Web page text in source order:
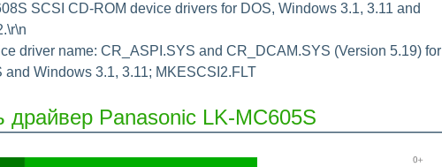
SCSI CD-ROM device drivers for DOS, Windows 3.1, 3.11 and
driver name: CR_ASPI.SYS and CR_DCAM.SYS (Version 5.19) for
and Windows 3.1, 3.11; MKESCSI2.FLT
драйвер Panasonic LK-MC605S